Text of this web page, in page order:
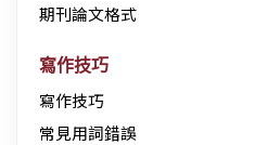
期刊論文格式
寫作技巧
寫作技巧
常見用詞錯誤